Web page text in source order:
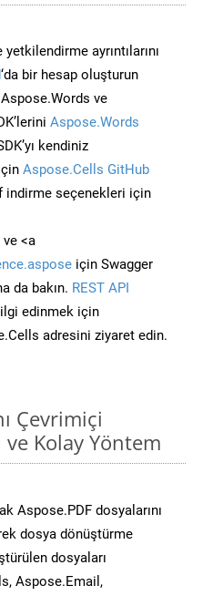
ayrıntılarını
‘da bir hesap oluşturun
ve
Aspose.Words
kendiniz
Aspose.Cells GitHub
indirme seçenekleri için
ve <a
için Swagger
da bakın. REST API
edinmek için
adresini ziyaret edin.
Çevrimiçi
ve Kolay Yöntem
Aspose.PDF dosyalarını
dosya dönüştürme
dosyaları
Aspose.Email,